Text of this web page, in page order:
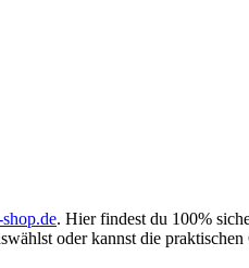
. Hier findest du 100%
oder kannst die